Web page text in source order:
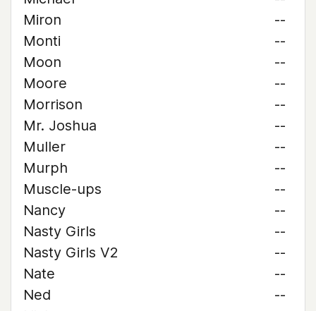
Miron
--
Monti
--
Moon
--
Moore
--
Morrison
--
Mr. Joshua
--
Muller
--
Murph
--
Muscle-ups
--
Nancy
--
Nasty Girls
--
Nasty Girls V2
--
Nate
--
Ned
--